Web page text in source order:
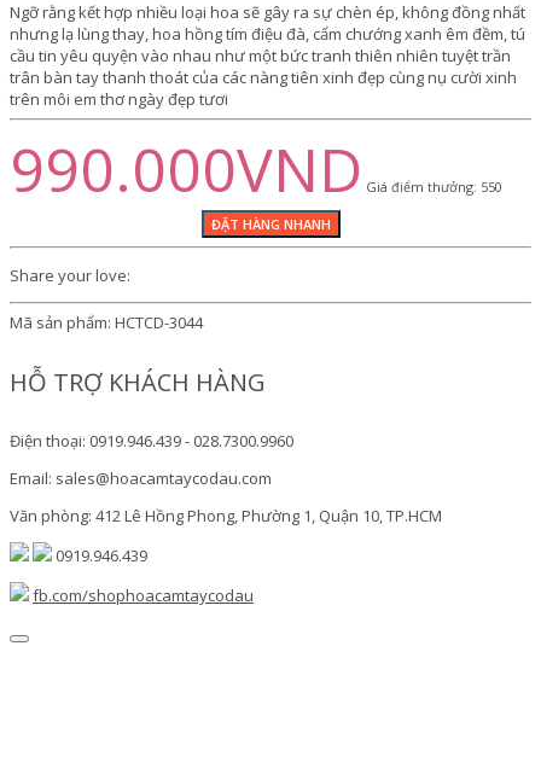
Ngỡ rằng kết hợp nhiều loại hoa sẽ gây ra sự chèn ép, không đồng nhất
nhưng lạ lùng thay, hoa hồng tím điệu đà, cẩm chướng xanh êm đềm, tú
cầu tin yêu quyện vào nhau như một bức tranh thiên nhiên tuyệt trần
trân bàn tay thanh thoát của các nàng tiên xinh đẹp cùng nụ cười xinh
trên môi em thơ ngày đẹp tươi
990.000VND Giá điểm thưởng: 550
Share your love:
Mã sản phẩm: HCTCD-3044
HỖ TRỢ KHÁCH HÀNG
Điện thoại: 0919.946.439 - 028.7300.9960
Email: sales@hoacamtaycodau.com
Văn phòng: 412 Lê Hồng Phong, Phường 1, Quận 10, TP.HCM
0919.946.439
fb.com/shophoacamtaycodau